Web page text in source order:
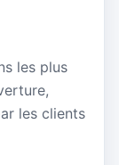
les plus
les clients